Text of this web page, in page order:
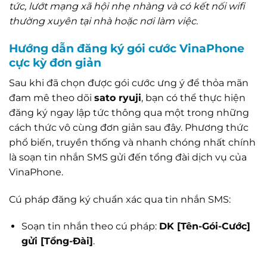
tức, lướt mạng xã hội nhẹ nhàng và có kết nối wifi
thường xuyên tại nhà hoặc nơi làm việc.
Hướng dẫn đăng ký gói cước VinaPhone
cực kỳ đơn giản
Sau khi đã chọn được gói cước ưng ý để thỏa mãn
đam mê theo dõi sato ryuji, bạn có thể thực hiện
đăng ký ngay lập tức thông qua một trong những
cách thức vô cùng đơn giản sau đây. Phương thức
phổ biến, truyền thống và nhanh chóng nhất chính
là soạn tin nhắn SMS gửi đến tổng đài dịch vụ của
VinaPhone.
Cú pháp đăng ký chuẩn xác qua tin nhắn SMS:
Soạn tin nhắn theo cú pháp: DK [Tên-Gói-Cước]
gửi [Tổng-Đài].